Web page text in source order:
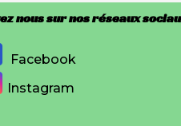
nous sur nos réseaux
Facebook
Instagram